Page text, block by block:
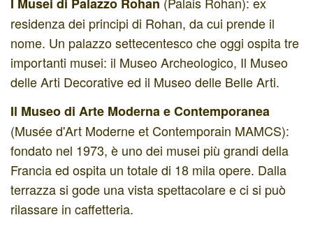
residenza dei principi di Rohan, da cui prende il
nome. Un palazzo settecentesco che oggi ospita tre
importanti musei: il Museo Archeologico, Il Museo
delle Arti Decorative ed il Museo delle Belle Arti.
Il Museo di Arte Moderna e Contemporanea
(Musée d'Art Moderne et Contemporain MAMCS):
fondato nel 1973, è uno dei musei più grandi della
Francia ed ospita un totale di 18 mila opere. Dalla
terrazza si gode una vista spettacolare e ci si può
rilassare in caffetteria.